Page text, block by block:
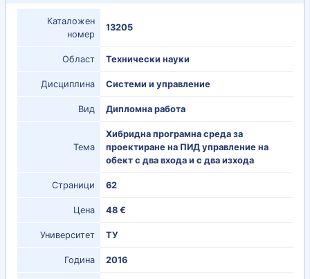
Каталожен
номер
13205
Област Технически науки
Дисциплина Системи и управление
Вид Дипломна работа
Тема
Хибридна програмна среда за
проектиране на ПИД управление на
обект с два входа и с два изхода
Страници 62
Цена 48 €
Университет ТУ
Година 2016